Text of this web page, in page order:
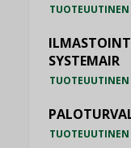
TUOTEUUTINEN
SYSTEMAIR
TUOTEUUTINEN
TUOTEUUTINEN